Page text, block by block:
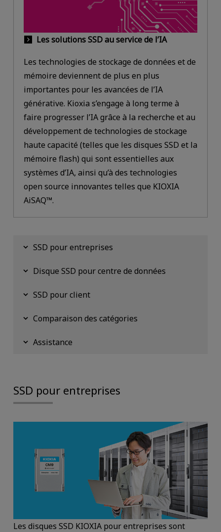
Les solutions SSD au service de l’IA
Les technologies de stockage de données et de
mémoire deviennent de plus en plus
importantes pour les avancées de l’IA
générative. Kioxia s’engage à long terme à
faire progresser l’IA grâce à la recherche et au
développement de technologies de stockage
haute capacité (telles que les disques SSD et la
mémoire flash) qui sont essentielles aux
systèmes d’IA, ainsi qu’à des technologies
open source innovantes telles que KIOXIA
AiSAQ™.
SSD pour entreprises
Disque SSD pour centre de données
SSD pour client
Comparaison des catégories
Assistance
SSD pour entreprises
Les disques SSD KIOXIA pour entreprises sont